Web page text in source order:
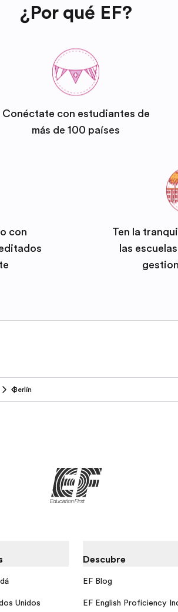
¿Por qué EF?
Conéctate con estudiantes de
más de 100 países
con
Ten la
las
Berlín
Unidos
Descubre
EF Blog
EF English Proficiency